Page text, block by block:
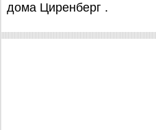
дома Циренберг .